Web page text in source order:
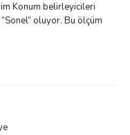
Konum belirleyicileri
oluyor. Bu ölçüm